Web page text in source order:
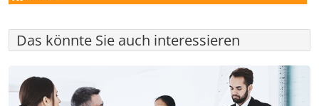
Das könnte Sie auch interessieren